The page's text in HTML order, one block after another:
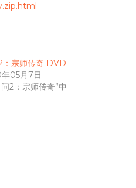
：宗师传奇 DVD
05月7日
问2：宗师传奇”中